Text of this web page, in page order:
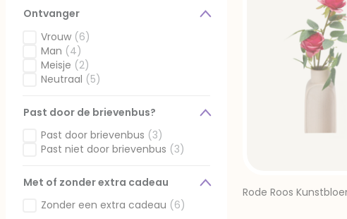
Ontvanger
Vrouw (6)
Gefilterd op Ontvanger: Vrouw
Man (4)
Gefilterd op Ontvanger: Man
Meisje (2)
Gefilterd op Ontvanger: Meisje
Neutraal (5)
Past door de brievenbus?
Past door brievenbus (3)
Gefilterd op Past door de brievenbus?: Past door brievenbus
Past niet door brievenbus (3)
Met of zonder extra cadeau
Zonder een extra cadeau (6)
Rode Roos